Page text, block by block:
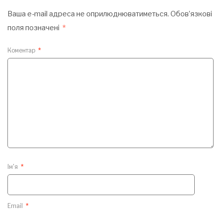
Ваша e-mail адреса не оприлюднюватиметься. Обов’язкові
поля позначені *
Коментар *
Ім'я *
Email *